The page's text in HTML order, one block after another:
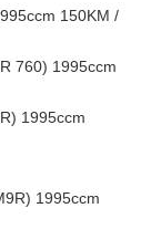
150KM /
760) 1995ccm
1995ccm
1995ccm